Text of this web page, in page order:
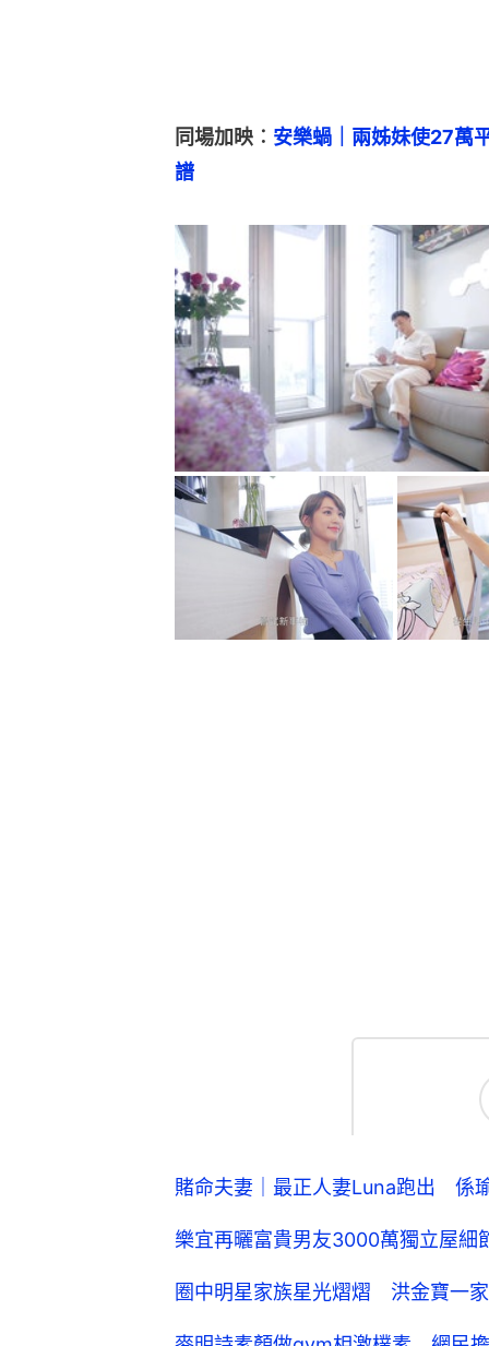
同場加映︰ 安樂蝸｜兩姊妹使27萬
譜
賭命夫妻｜最正人妻Luna跑出 係
樂宜再曬富貴男友3000萬獨立屋
圈中明星家族星光熠熠 洪金寶一